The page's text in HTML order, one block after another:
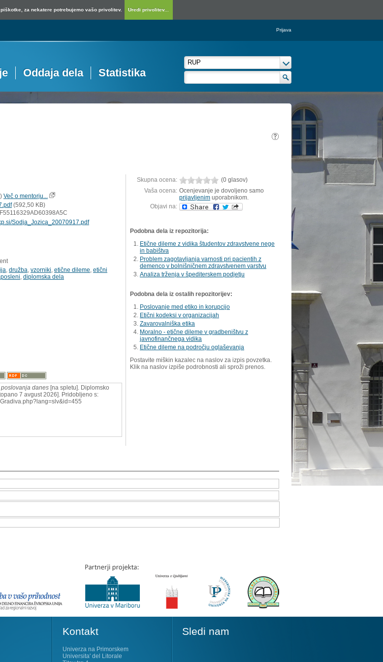
za nekatere potrebujemo vašo privolitev. Uredi privolitev...
Prijava
Oddaja dela Statistika
) Več o mentorju...
(592,50 KB)
Sodja_Jozica_20070917.pdf
družba vzorniki etične dileme etični
diplomska dela
poslovanja danes [na spletu]. Diplomsko
7 avgust 2026]. Pridobljeno s:
Skupna ocena:
(0 glasov)
Vaša ocena: Ocenjevanje je dovoljeno samo
prijavljenim uporabnikom.
Objavi na:
Podobna dela iz repozitorija:
Etične dileme z vidika študentov zdravstvene nege
in babištva
Problem zagotavljanja varnosti pri pacientih z
demenco v bolnišničnem zdravstvenem varstvu
Analiza trženja v špediterskem podjetju
Podobna dela iz ostalih repozitorijev:
Poslovanje med etiko in korupcijo
Etični kodeksi v organizacijah
Zavarovalniška etika
Moralno - etične dileme v gradbeništvu z
javnofinančnega vidika
Etične dileme na področju oglaševanja
Postavite miškin kazalec na naslov za izpis povzetka.
Klik na naslov izpiše podrobnosti ali sproži prenos.
Kontakt
Univerza na Primorskem
Universita' del Litorale
Sledi nam